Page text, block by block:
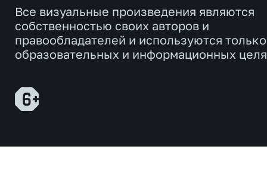
Все визуальные произведения являются
собственностью своих авторов и
правообладателей и используются
образовательных и информационных